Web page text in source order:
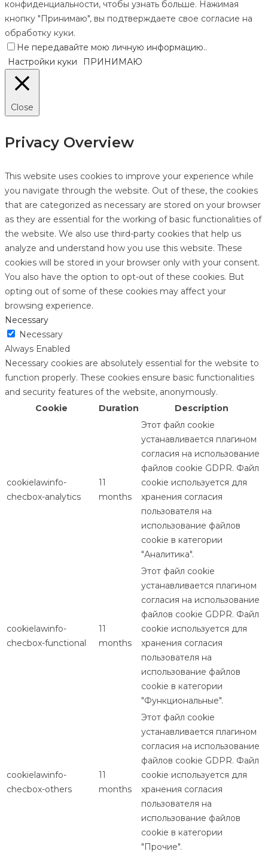
конфиденциальности, чтобы узнать больше. Нажимая
кнопку "Принимаю", вы подтверждаете свое согласие на
обработку куки.
Не передавайте мою личную информацию..
Настройки куки
ПРИНИМАЮ
Close
Privacy Overview
This website uses cookies to improve your experience while
you navigate through the website. Out of these, the cookies
that are categorized as necessary are stored on your browser
as they are essential for the working of basic functionalities of
the website. We also use third-party cookies that help us
analyze and understand how you use this website. These
cookies will be stored in your browser only with your consent.
You also have the option to opt-out of these cookies. But
opting out of some of these cookies may affect your
browsing experience.
Necessary
Necessary
Always Enabled
Necessary cookies are absolutely essential for the website to
function properly. These cookies ensure basic functionalities
and security features of the website, anonymously.
Cookie
Duration Description
cookielawinfo-
checbox-analytics
11
months
Этот файл cookie
устанавливается плагином
согласия на использование
файлов cookie GDPR. Файл
cookie используется для
хранения согласия
пользователя на
использование файлов
cookie в категории
"Аналитика".
cookielawinfo-
checbox-functional
11
months
Этот файл cookie
устанавливается плагином
согласия на использование
файлов cookie GDPR. Файл
cookie используется для
хранения согласия
пользователя на
использование файлов
cookie в категории
"Функциональные".
cookielawinfo-
checbox-others
11
months
Этот файл cookie
устанавливается плагином
согласия на использование
файлов cookie GDPR. Файл
cookie используется для
хранения согласия
пользователя на
использование файлов
cookie в категории
"Прочие".